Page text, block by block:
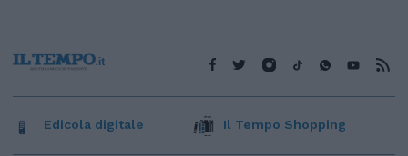
Edicola digitale Il Tempo Shopping